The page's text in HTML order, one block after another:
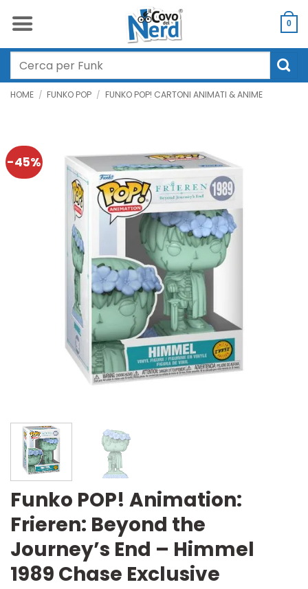
0
Cerca:
HOME / FUNKO POP / FUNKO POP! CARTONI ANIMATI & ANIME
-45%
Funko POP! Animation:
Frieren: Beyond the
Journey’s End – Himmel
1989 Chase Exclusive